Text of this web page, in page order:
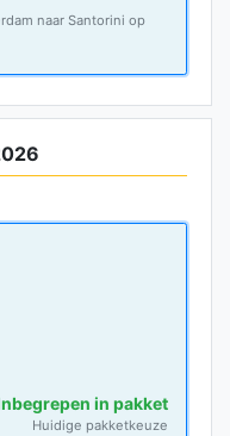
naar Santorini op
in pakket
Huidige pakketkeuze